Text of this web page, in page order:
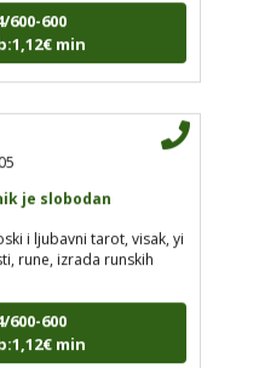
600
min
je slobodan
i ljubavni tarot, visak, yi
rune, izrada runskih
600
min